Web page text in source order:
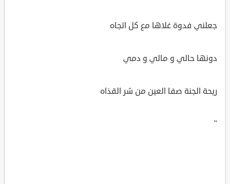
جعلني فدوة غلاها مع كل اتجاه
دونها حالي و مالي و دمي
ريحة الجنة صفا العين من شر القذاه
"